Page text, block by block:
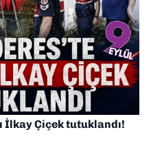
İlkay Çiçek tutuklandı!